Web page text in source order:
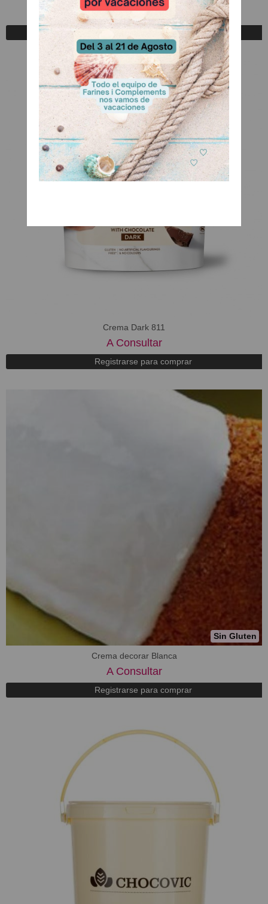
A Consultar
Registrarse para comprar
Crema Dark 811
A Consultar
Registrarse para comprar
Sin Gluten
Crema decorar Blanca
A Consultar
Registrarse para comprar